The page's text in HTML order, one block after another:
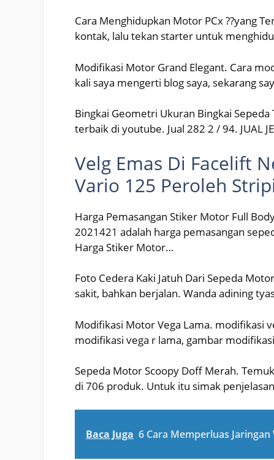
Cara Menghidupkan Motor PCx ??yang
kontak, lalu tekan starter untuk
Modifikasi Motor Grand Elegant. Cara
kali saya mengerti blog saya, sekarang
Bingkai Geometri Ukuran Bingkai
terbaik di youtube. Jual 282 2 / 94. JUAL
Velg Emas Di Facelift
Vario 125 Peroleh
Harga Pemasangan Stiker Motor Full
2021421 adalah harga pemasangan
Harga Stiker Motor…
Foto Cedera Kaki Jatuh Dari Sepeda
sakit, bahkan berjalan. Wanda adining
Modifikasi Motor Vega Lama. modifikasi
modifikasi vega r lama, gambar
Sepeda Motor Scoopy Doff Merah.
di 706 produk. Untuk itu simak
Baca Juga 6 Cara Memperluas